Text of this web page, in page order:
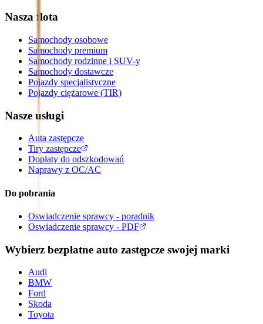
Nasza flota
Samochody osobowe
Samochody premium
Samochody rodzinne i SUV-y
Samochody dostawcze
Pojazdy specjalistyczne
Pojazdy ciężarowe (TIR)
Nasze usługi
Auta zastępcze
Tiry zastępcze
Dopłaty do odszkodowań
Naprawy z OC/AC
Do pobrania
Oswiadczenie sprawcy - poradnik
Oswiadczenie sprawcy - PDF
Wybierz bezpłatne auto zastępcze swojej marki
Audi
BMW
Ford
Skoda
Toyota